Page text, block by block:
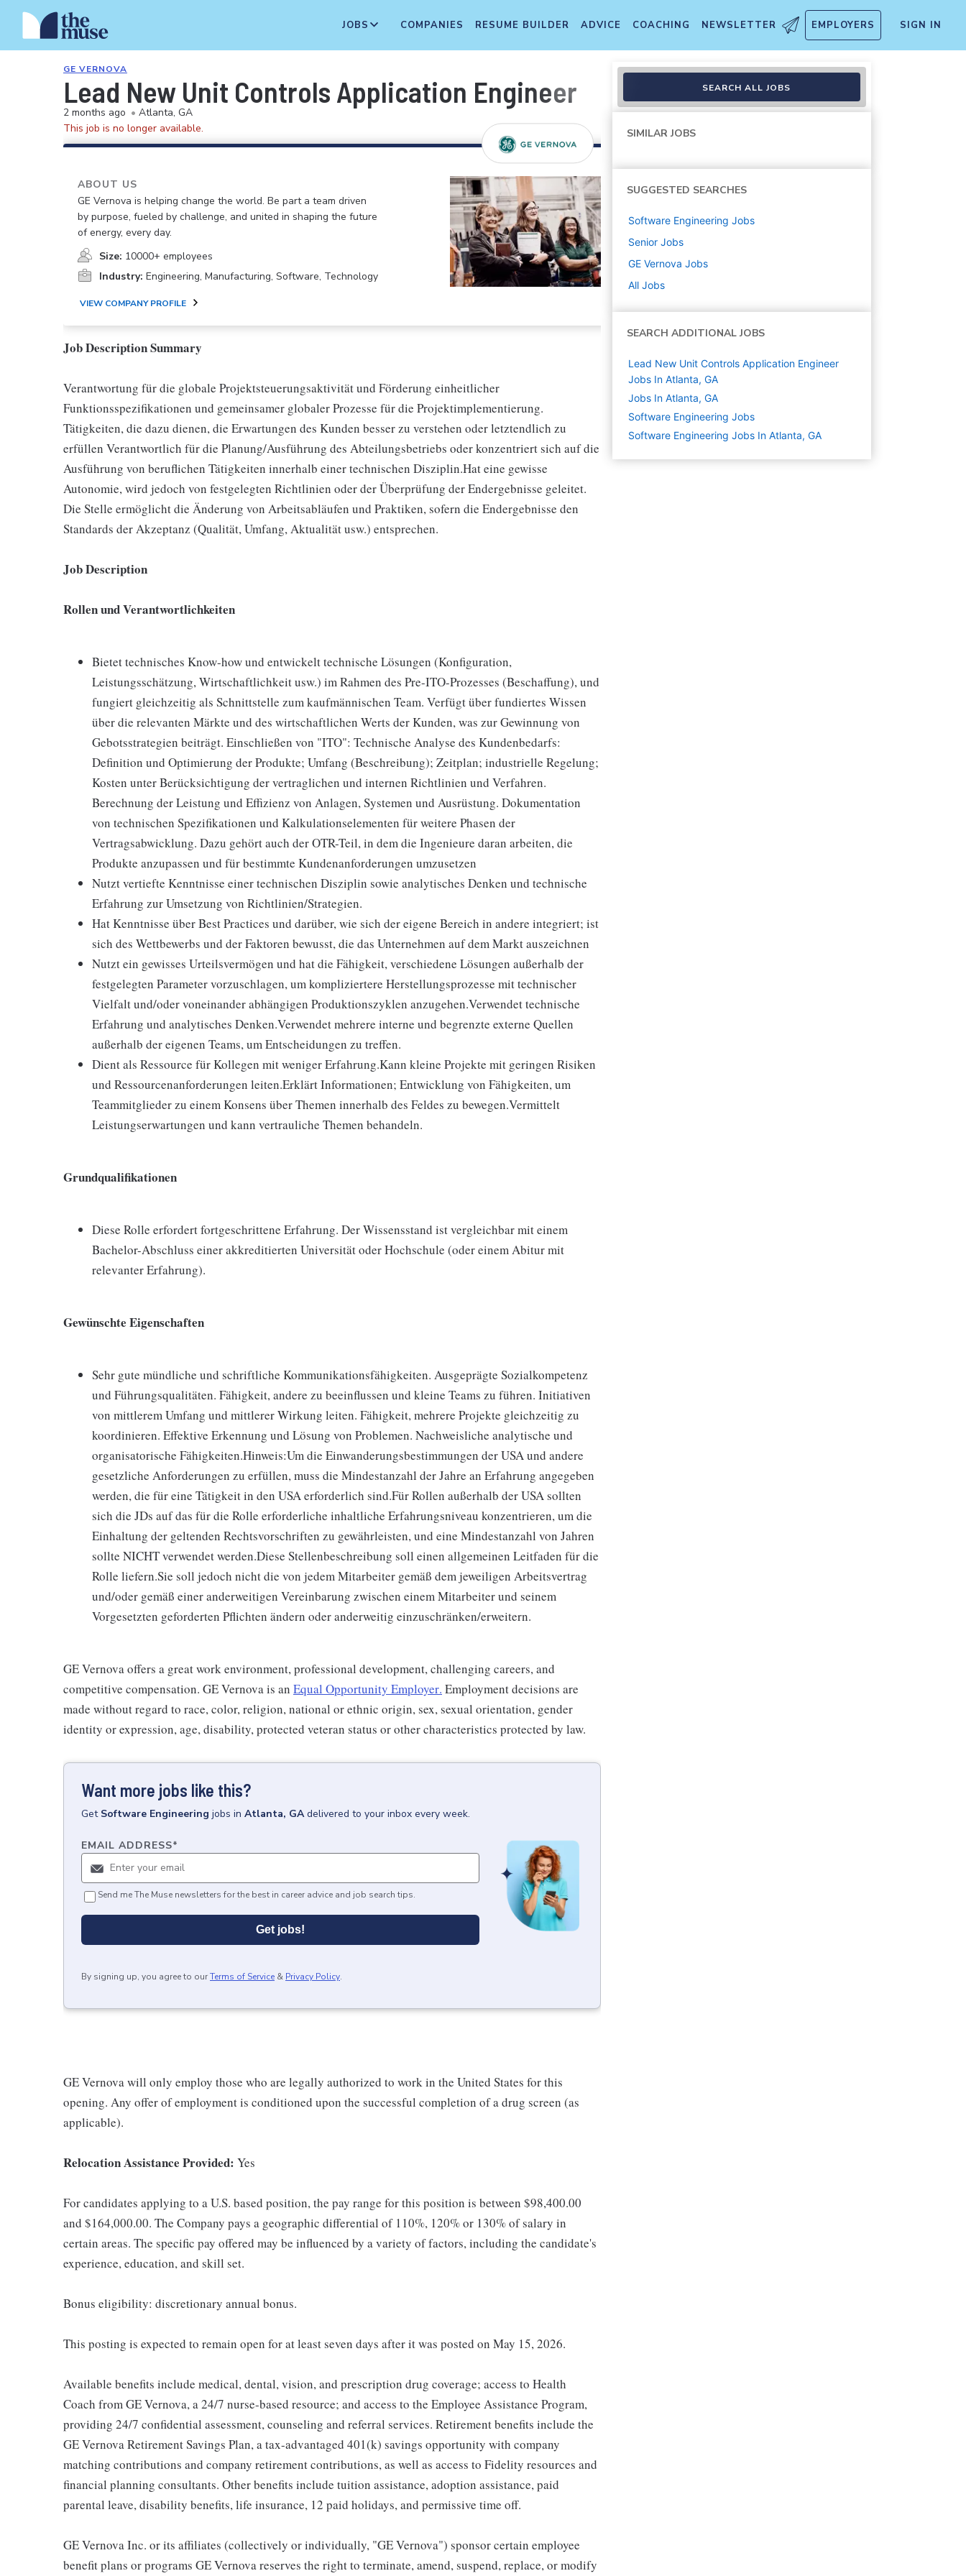
JOBS COMPANIES RESUME BUILDER ADVICE COACHING NEWSLETTER EMPLOYERS SIGN IN
GE VERNOVA
Lead New Unit Controls Application Engineer
2 months ago • Atlanta, GA
This job is no longer available.
ABOUT US
GE Vernova is helping change the world. Be part a team driven
by purpose, fueled by challenge, and united in shaping the future
of energy, every day.
Size: 10000+ employees
Industry: Engineering, Manufacturing, Software, Technology
VIEW COMPANY PROFILE
Job Description Summary
Verantwortung für die globale Projektsteuerungsaktivität und Förderung einheitlicher
Funktionsspezifikationen und gemeinsamer globaler Prozesse für die Projektimplementierung.
Tätigkeiten, die dazu dienen, die Erwartungen des Kunden besser zu verstehen oder letztendlich zu
erfüllen Verantwortlich für die Planung/Ausführung des Abteilungsbetriebs oder konzentriert sich auf die
Ausführung von beruflichen Tätigkeiten innerhalb einer technischen Disziplin.Hat eine gewisse
Autonomie, wird jedoch von festgelegten Richtlinien oder der Überprüfung der Endergebnisse geleitet.
Die Stelle ermöglicht die Änderung von Arbeitsabläufen und Praktiken, sofern die Endergebnisse den
Standards der Akzeptanz (Qualität, Umfang, Aktualität usw.) entsprechen.
Job Description
Rollen und Verantwortlichkeiten
Bietet technisches Know-how und entwickelt technische Lösungen (Konfiguration,
Leistungsschätzung, Wirtschaftlichkeit usw.) im Rahmen des Pre-ITO-Prozesses (Beschaffung), und
fungiert gleichzeitig als Schnittstelle zum kaufmännischen Team. Verfügt über fundiertes Wissen
über die relevanten Märkte und des wirtschaftlichen Werts der Kunden, was zur Gewinnung von
Gebotsstrategien beiträgt. Einschließen von "ITO": Technische Analyse des Kundenbedarfs:
Definition und Optimierung der Produkte; Umfang (Beschreibung); Zeitplan; industrielle Regelung;
Kosten unter Berücksichtigung der vertraglichen und internen Richtlinien und Verfahren.
Berechnung der Leistung und Effizienz von Anlagen, Systemen und Ausrüstung. Dokumentation
von technischen Spezifikationen und Kalkulationselementen für weitere Phasen der
Vertragsabwicklung. Dazu gehört auch der OTR-Teil, in dem die Ingenieure daran arbeiten, die
Produkte anzupassen und für bestimmte Kundenanforderungen umzusetzen
Nutzt vertiefte Kenntnisse einer technischen Disziplin sowie analytisches Denken und technische
Erfahrung zur Umsetzung von Richtlinien/Strategien.
Hat Kenntnisse über Best Practices und darüber, wie sich der eigene Bereich in andere integriert; ist
sich des Wettbewerbs und der Faktoren bewusst, die das Unternehmen auf dem Markt auszeichnen
Nutzt ein gewisses Urteilsvermögen und hat die Fähigkeit, verschiedene Lösungen außerhalb der
festgelegten Parameter vorzuschlagen, um kompliziertere Herstellungsprozesse mit technischer
Vielfalt und/oder voneinander abhängigen Produktionszyklen anzugehen.Verwendet technische
Erfahrung und analytisches Denken.Verwendet mehrere interne und begrenzte externe Quellen
außerhalb der eigenen Teams, um Entscheidungen zu treffen.
Dient als Ressource für Kollegen mit weniger Erfahrung.Kann kleine Projekte mit geringen Risiken
und Ressourcenanforderungen leiten.Erklärt Informationen; Entwicklung von Fähigkeiten, um
Teammitglieder zu einem Konsens über Themen innerhalb des Feldes zu bewegen.Vermittelt
Leistungserwartungen und kann vertrauliche Themen behandeln.
Grundqualifikationen
Diese Rolle erfordert fortgeschrittene Erfahrung. Der Wissensstand ist vergleichbar mit einem
Bachelor-Abschluss einer akkreditierten Universität oder Hochschule (oder einem Abitur mit
relevanter Erfahrung).
Gewünschte Eigenschaften
Sehr gute mündliche und schriftliche Kommunikationsfähigkeiten. Ausgeprägte Sozialkompetenz
und Führungsqualitäten. Fähigkeit, andere zu beeinflussen und kleine Teams zu führen. Initiativen
von mittlerem Umfang und mittlerer Wirkung leiten. Fähigkeit, mehrere Projekte gleichzeitig zu
koordinieren. Effektive Erkennung und Lösung von Problemen. Nachweisliche analytische und
organisatorische Fähigkeiten.Hinweis:Um die Einwanderungsbestimmungen der USA und andere
gesetzliche Anforderungen zu erfüllen, muss die Mindestanzahl der Jahre an Erfahrung angegeben
werden, die für eine Tätigkeit in den USA erforderlich sind.Für Rollen außerhalb der USA sollten
sich die JDs auf das für die Rolle erforderliche inhaltliche Erfahrungsniveau konzentrieren, um die
Einhaltung der geltenden Rechtsvorschriften zu gewährleisten, und eine Mindestanzahl von Jahren
sollte NICHT verwendet werden.Diese Stellenbeschreibung soll einen allgemeinen Leitfaden für die
Rolle liefern.Sie soll jedoch nicht die von jedem Mitarbeiter gemäß dem jeweiligen Arbeitsvertrag
und/oder gemäß einer anderweitigen Vereinbarung zwischen einem Mitarbeiter und seinem
Vorgesetzten geforderten Pflichten ändern oder anderweitig einzuschränken/erweitern.
GE Vernova offers a great work environment, professional development, challenging careers, and
competitive compensation. GE Vernova is an Equal Opportunity Employer. Employment decisions are
made without regard to race, color, religion, national or ethnic origin, sex, sexual orientation, gender
identity or expression, age, disability, protected veteran status or other characteristics protected by law.
Want more jobs like this?
Get Software Engineering jobs in Atlanta, GA delivered to your inbox every week.
EMAIL ADDRESS*
Send me The Muse newsletters for the best in career advice and job search tips.
Get jobs!
By signing up, you agree to ourTerms of Service & Privacy Policy.
GE Vernova will only employ those who are legally authorized to work in the United States for this
opening. Any offer of employment is conditioned upon the successful completion of a drug screen (as
applicable).
Relocation Assistance Provided: Yes
For candidates applying to a U.S. based position, the pay range for this position is between $98,400.00
and $164,000.00. The Company pays a geographic differential of 110%, 120% or 130% of salary in
certain areas. The specific pay offered may be influenced by a variety of factors, including the candidate's
experience, education, and skill set.
Bonus eligibility: discretionary annual bonus.
This posting is expected to remain open for at least seven days after it was posted on May 15, 2026.
Available benefits include medical, dental, vision, and prescription drug coverage; access to Health
Coach from GE Vernova, a 24/7 nurse-based resource; and access to the Employee Assistance Program,
providing 24/7 confidential assessment, counseling and referral services. Retirement benefits include the
GE Vernova Retirement Savings Plan, a tax-advantaged 401(k) savings opportunity with company
matching contributions and company retirement contributions, as well as access to Fidelity resources and
financial planning consultants. Other benefits include tuition assistance, adoption assistance, paid
parental leave, disability benefits, life insurance, 12 paid holidays, and permissive time off.
GE Vernova Inc. or its affiliates (collectively or individually, "GE Vernova") sponsor certain employee
benefit plans or programs GE Vernova reserves the right to terminate, amend, suspend, replace, or modify
SEARCH ALL JOBS
SIMILAR JOBS
SUGGESTED SEARCHES
Software Engineering Jobs
Senior Jobs
GE Vernova Jobs
All Jobs
SEARCH ADDITIONAL JOBS
Lead New Unit Controls Application Engineer
Jobs In Atlanta, GA
Jobs In Atlanta, GA
Software Engineering Jobs
Software Engineering Jobs In Atlanta, GA